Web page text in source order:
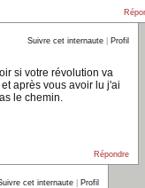
Suivre cet internaute Profil
si votre révolution va
après vous avoir lu j'ai
le chemin.
Répondre
cet internaute Profil